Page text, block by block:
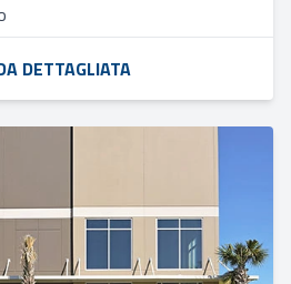
DETTAGLIATA